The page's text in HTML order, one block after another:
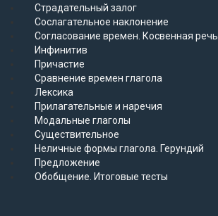
Страдательный залог
Сослагательное наклонение
Согласование времен. Косвенная речь.
Инфинитив
Причастие
Сравнение времен глагола
Лексика
Прилагательные и наречия
Модальные глаголы
Существительное
Неличные формы глагола. Герундий
Предложение
Обобщение. Итоговые тесты